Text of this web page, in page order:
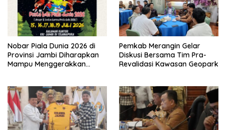
Nobar Piala Dunia 2026 di
Provinsi Jambi Diharapkan
Mampu Menggerakkan
Pemkab Merangin Gelar
Diskusi Bersama Tim Pra-
Revalidasi Kawasan Geopark